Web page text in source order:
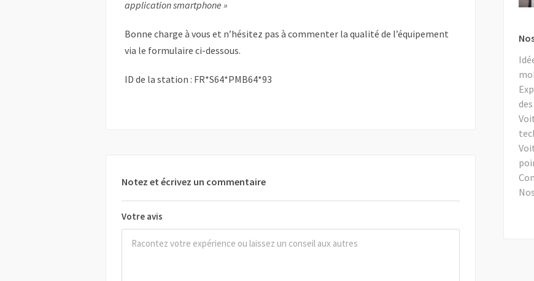
application smartphone »
Bonne charge à vous et n’hésitez pas à commenter la qualité de l’équipement
via le formulaire ci-dessous.
ID de la station : FR*S64*PMB64*93
Notez et écrivez un commentaire
Votre avis